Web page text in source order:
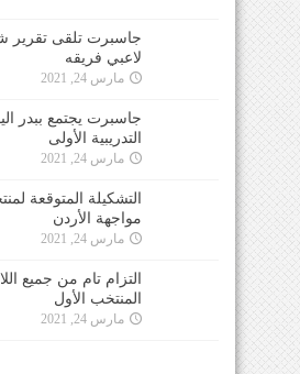
جاسبرت تلقى
لاعبي فريقه
مارس 24, 2021
جاسبرت يجتمع ببدر
التدريبية الأولى
مارس 24, 2021
التشكيلة المتوقعة
مواجهة الأردن
مارس 24, 2021
التزام تام من جميع
المنتخب الأول
مارس 24, 2021